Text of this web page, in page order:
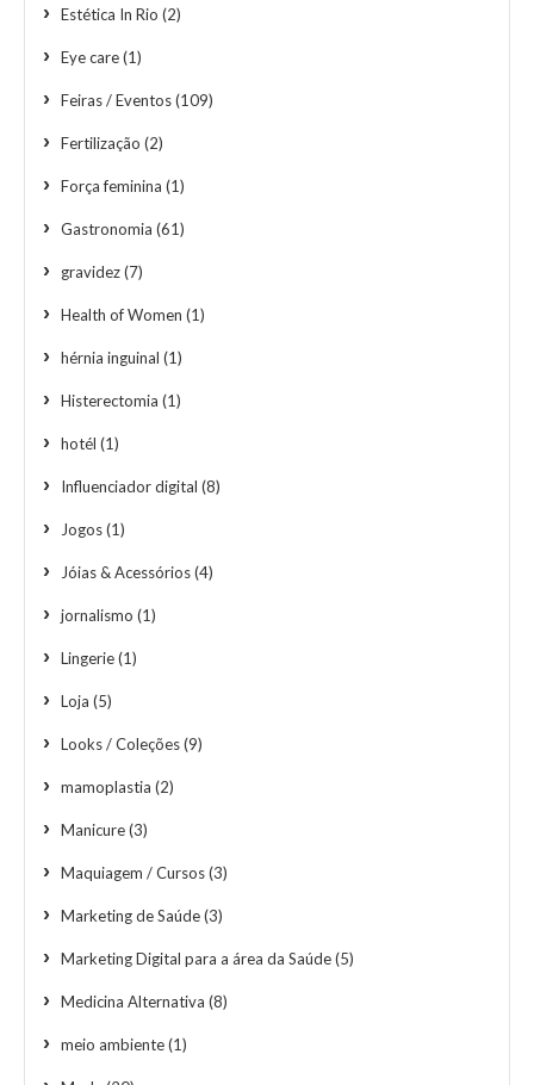
Estética In Rio (2)
Eye care(1)
Feiras / Eventos(109)
Fertilização (2)
Força feminina (1)
Gastronomia (61)
gravidez(7)
Health of Women (1)
hérnia inguinal (1)
Histerectomia (1)
hotél (1)
Influenciador digital (8)
Jogos(1)
Jóias & Acessórios(4)
jornalismo (1)
Lingerie(1)
Loja (5)
Looks / Coleções(9)
mamoplastia (2)
Manicure(3)
Maquiagem / Cursos(3)
Marketing de Saúde(3)
Marketing Digital para a área da Saúde(5)
Medicina Alternativa (8)
meio ambiente(1)